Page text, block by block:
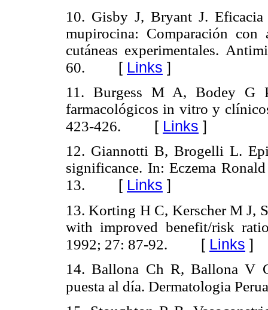
10. Gisby J, Bryant J.
mupirocina: Comparación
cutáneas experimentales.
60. [ Links ]
11. Burgess M A, Bodey G
farmacológicos in vitro y
423-426. [ Links ]
12. Giannotti B, Brogelli L.
significance. In: Eczema
13. [ Links ]
13. Korting H C, Kerscher M J,
with improved benefit/risk
1992; 27: 87-92. [ Links ]
14. Ballona Ch R, Ballona V
puesta al día. Dermatologia